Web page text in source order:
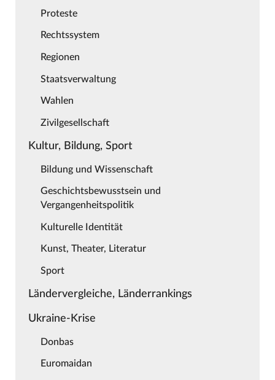
Proteste
Rechtssystem
Regionen
Staatsverwaltung
Wahlen
Zivilgesellschaft
Kultur, Bildung, Sport
Bildung und Wissenschaft
Geschichtsbewusstsein und
Vergangenheitspolitik
Kulturelle Identität
Kunst, Theater, Literatur
Sport
Ländervergleiche, Länderrankings
Ukraine-Krise
Donbas
Euromaidan